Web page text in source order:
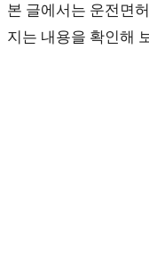
본 글에서는 운전면
지는 내용을 확인해